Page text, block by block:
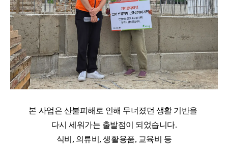
본 사업은 산불피해로 인해 무너졌던 생활 기반을
다시 세워가는 출발점이 되었습니다.
식비 , 의류비 ,생활용품, 교육비 등